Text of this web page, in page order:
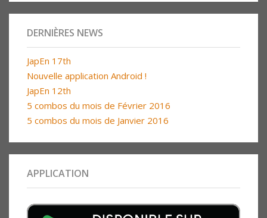
DERNIÈRES NEWS
JapEn 17th
Nouvelle application Android !
JapEn 12th
5 combos du mois de Février 2016
5 combos du mois de Janvier 2016
APPLICATION